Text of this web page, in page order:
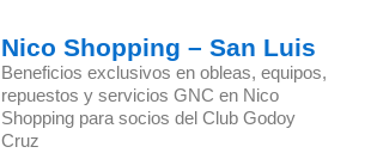
Nico Shopping – San Luis
Beneficios exclusivos en obleas, equipos,
repuestos y servicios GNC en Nico
Shopping para socios del Club Godoy
Cruz